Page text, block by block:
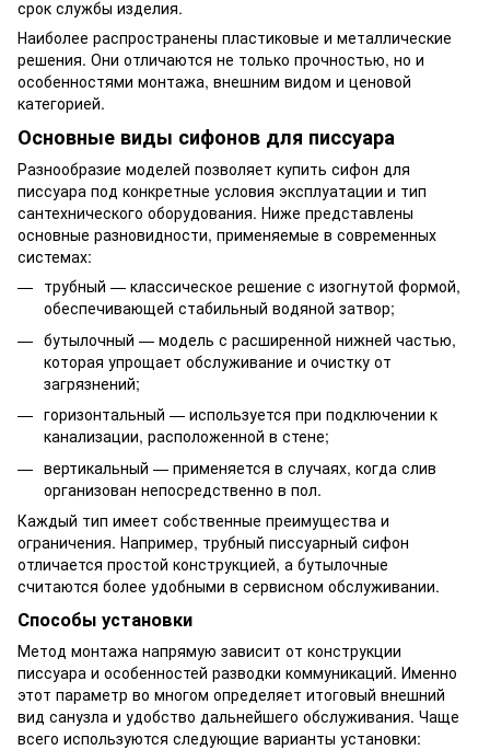
срок службы изделия.
Наиболее распространены пластиковые и металлические
решения. Они отличаются не только прочностью, но и
особенностями монтажа, внешним видом и ценовой
категорией.
Основные виды сифонов для писсуара
Разнообразие моделей позволяет купить сифон для
писсуара под конкретные условия эксплуатации и тип
сантехнического оборудования. Ниже представлены
основные разновидности, применяемые в современных
системах:
трубный — классическое решение с изогнутой формой,
обеспечивающей стабильный водяной затвор;
бутылочный — модель с расширенной нижней частью,
которая упрощает обслуживание и очистку от
загрязнений;
горизонтальный — используется при подключении к
канализации, расположенной в стене;
вертикальный — применяется в случаях, когда слив
организован непосредственно в пол.
Каждый тип имеет собственные преимущества и
ограничения. Например, трубный писсуарный сифон
отличается простой конструкцией, а бутылочные
считаются более удобными в сервисном обслуживании.
Способы установки
Метод монтажа напрямую зависит от конструкции
писсуара и особенностей разводки коммуникаций. Именно
этот параметр во многом определяет итоговый внешний
вид санузла и удобство дальнейшего обслуживания. Чаще
всего используются следующие варианты установки: